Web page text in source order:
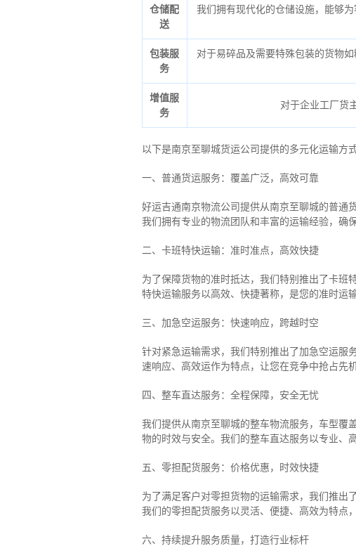
仓储配
送
我们拥有现代化的仓储设施，能够
包装服
务
对于易碎品及需要特殊包装的货物
增值服
务
对于企业工厂货
以下是南京至聊城货运公司提供的多元化运输方
一、普通货运服务：覆盖广泛，高效可靠
好运吉通南京物流公司提供从南京至聊城的普通
我们拥有专业的物流团队和丰富的运输经验，确
二、卡班特快运输：准时准点，高效快捷
为了保障货物的准时抵达，我们特别推出了卡班
特快运输服务以高效、快捷著称，是您的准时运输
三、加急空运服务：快速响应，跨越时空
针对紧急运输需求，我们特别推出了加急空运服
速响应、高效运作为特点，让您在竞争中抢占先机
四、整车直达服务：全程保障，安全无忧
我们提供从南京至聊城的整车物流服务，车型覆
物的时效与安全。我们的整车直达服务以专业、
五、零担配货服务：价格优惠，时效快捷
为了满足客户对零担货物的运输需求，我们推出
我们的零担配货服务以灵活、便捷、高效为特点
六、持续提升服务质量，打造行业标杆